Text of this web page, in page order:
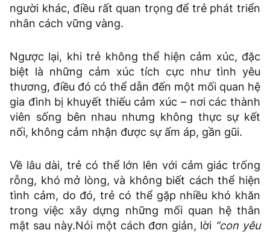
người khác, điều rất quan trọng để trẻ phát triển
nhân cách vững vàng.
Ngược lại, khi trẻ không thể hiện cảm xúc, đặc
biệt là những cảm xúc tích cực như tình yêu
thương, điều đó có thể dẫn đến một mối quan hệ
gia đình bị khuyết thiếu cảm xúc – nơi các thành
viên sống bên nhau nhưng không thực sự kết
nối, không cảm nhận được sự ấm áp, gần gũi.
Về lâu dài, trẻ có thể lớn lên với cảm giác trống
rỗng, khó mở lòng, và không biết cách thể hiện
tình cảm, do đó, trẻ có thể gặp nhiều khó khăn
trong việc xây dựng những mối quan hệ thân
mật sau này.Nói một cách đơn giản, lời “con yêu